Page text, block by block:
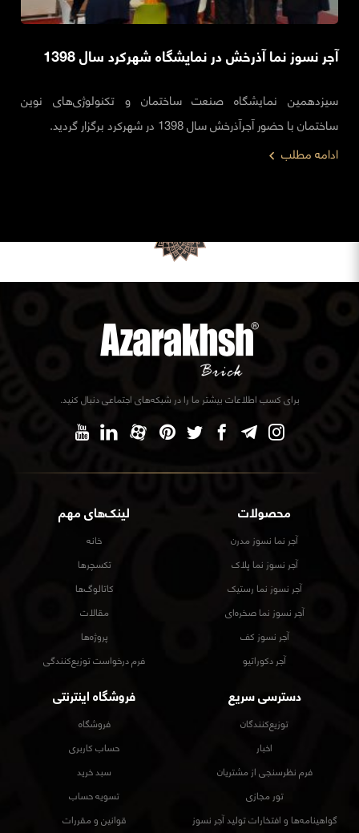
آجر نسوز نما آذرخش در نمایشگاه شهرکرد سال 1398
سیزدهمین نمایشگاه صنعت ساختمان و تکنولوژی‌های نوین
ساختمان با حضور آجرآذرخش سال 1398 در شهرکرد برگزار گردید.
ادامه مطلب
محصولات
آجر نما نسوز مدرن
آجر نسوز نما پلاک
آجر نسوز نما رستیک
آجر نسوز نما صخره‌ای
آجر نسوز کف
آجر دکوراتیو
لینک‌های مهم
خانه
تکسچرها
کاتالوگ‌ها
مقالات
پروژه‌ها
فرم درخواست توزیع‌کنندگی
برای کسب اطلاعات بیشتر ما را در شبکه‌های اجتماعی دنبال کنید.
دسترسی سریع
توزیع‌کنندگان
اخبار
فرم نظرسنجی از مشتریان
تور مجازی
گواهینامه‌ها و افتخارات تولید آجر نسوز
فروشگاه اینترنتی
فروشگاه
حساب کاربری
سبد خرید
تسویه حساب
قوانین و مقررات